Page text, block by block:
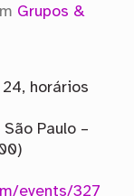
Grupos &
horários
Paulo –
events/327